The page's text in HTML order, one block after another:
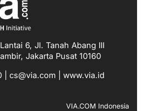
6, Jl. Tanah Abang III
Jakarta Pusat 10160
| cs@via.com | www.via.id
VIA.COM Indonesia